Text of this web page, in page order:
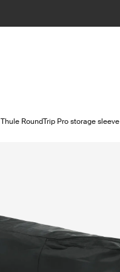
Thule RoundTrip Pro storage sleeve